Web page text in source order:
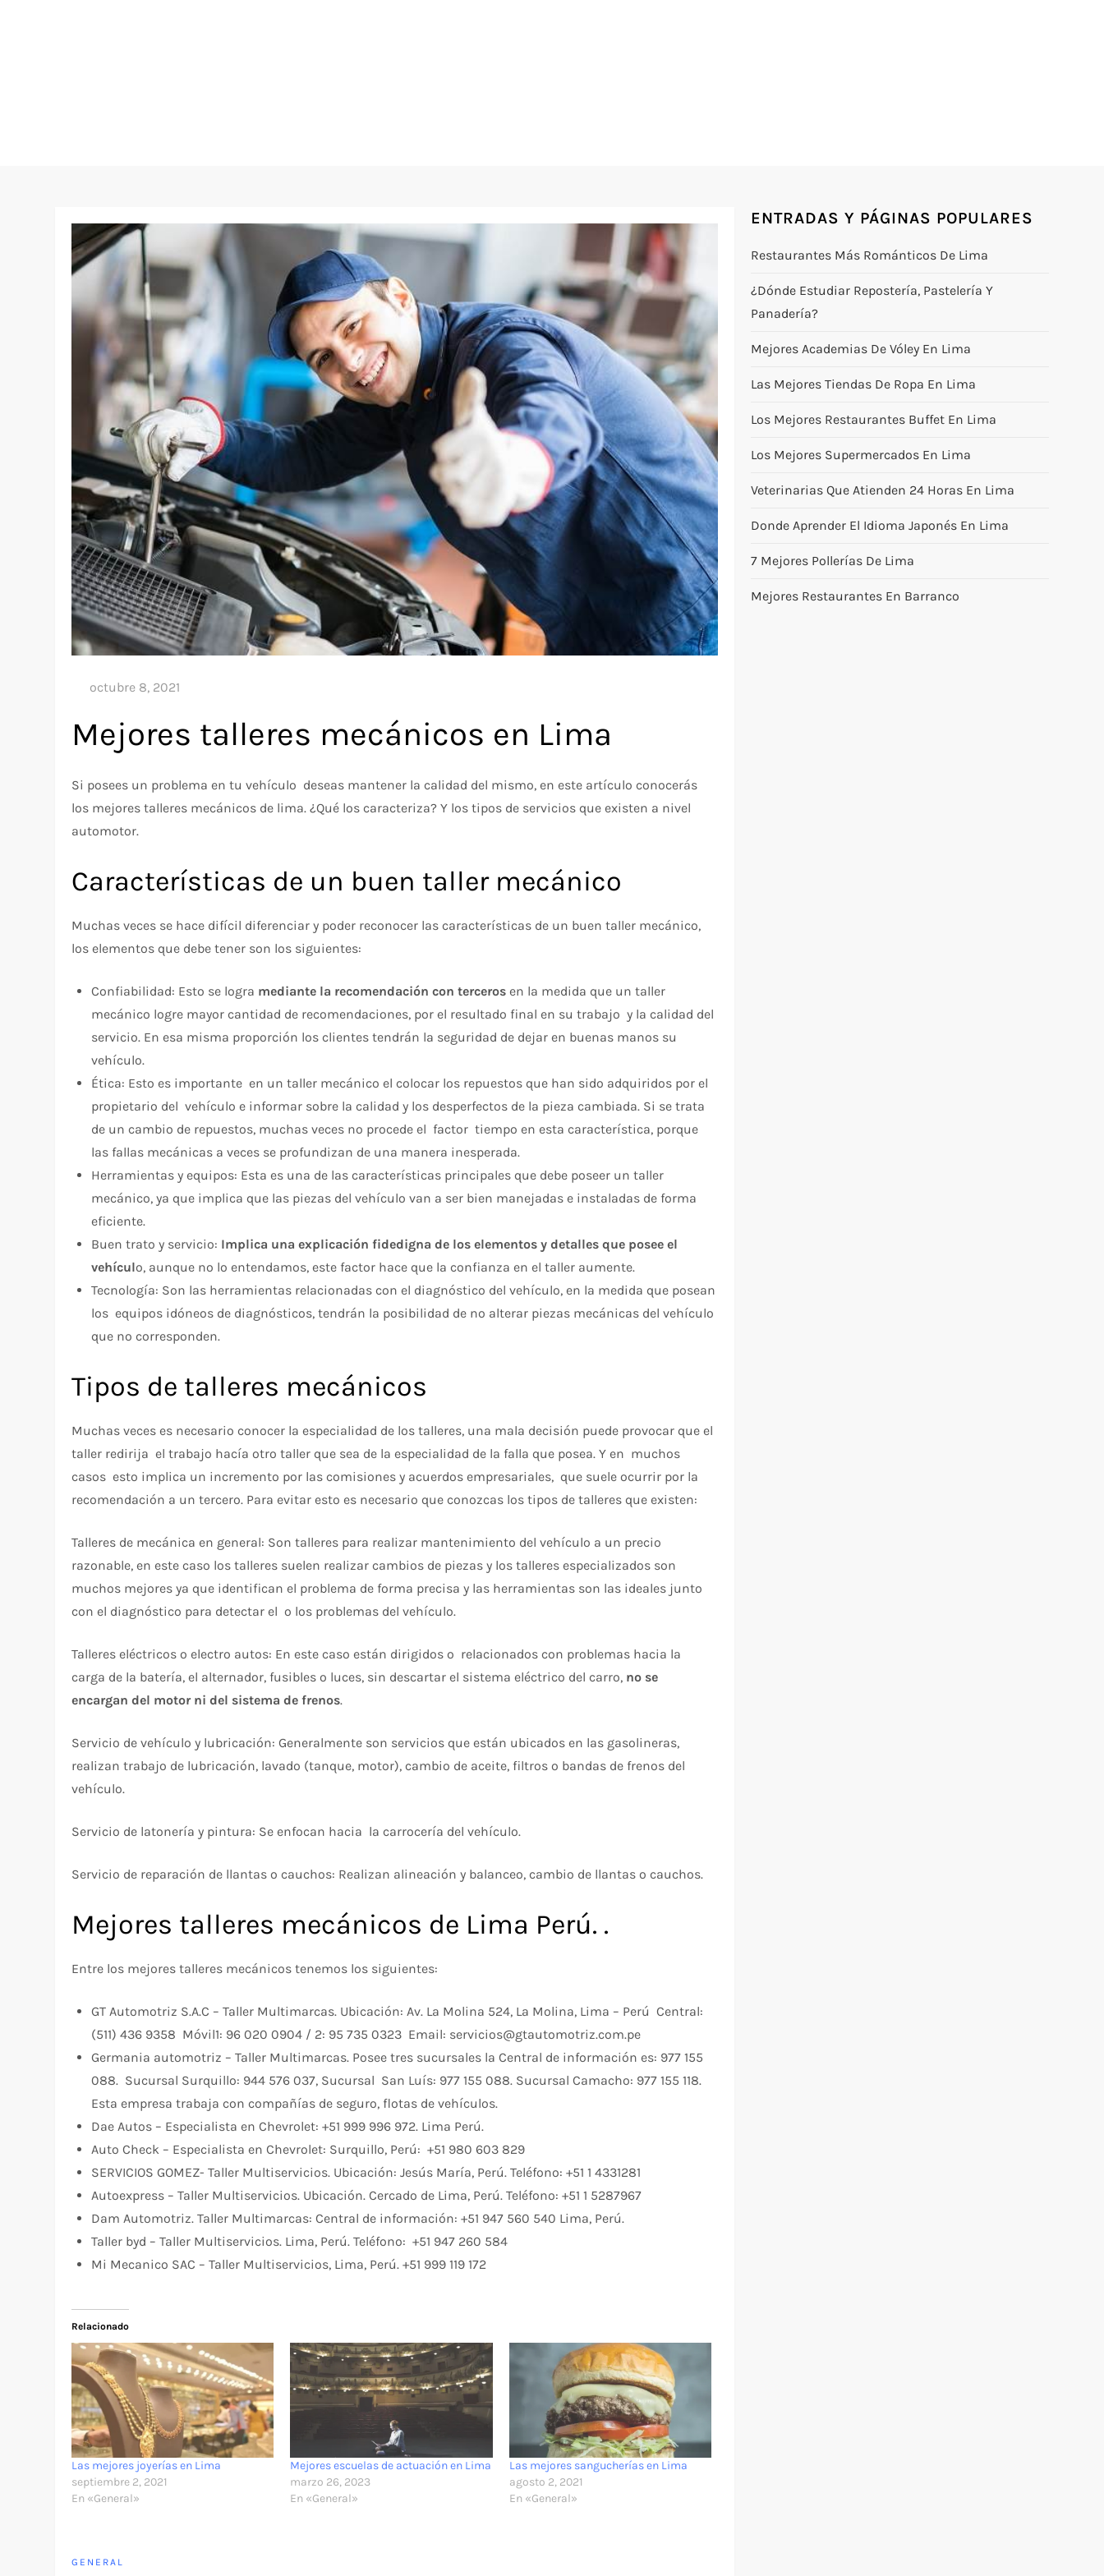
Mejores talleres mecánicos en Lima
Si posees un problema en tu vehículo deseas mantener la calidad del mismo, en este artículo conocerás
los mejores talleres mecánicos de lima. ¿Qué los caracteriza? Y los tipos de servicios que existen a nivel
automotor.
Características de un buen taller mecánico
Muchas veces se hace difícil diferenciar y poder reconocer las características de un buen taller mecánico,
los elementos que debe tener son los siguientes:
Confiabilidad: Esto se logra mediante la recomendación con terceros en la medida que un taller
mecánico logre mayor cantidad de recomendaciones, por el resultado final en su trabajo y la calidad del
servicio. En esa misma proporción los clientes tendrán la seguridad de dejar en buenas manos su
vehículo.
Ética: Esto es importante en un taller mecánico el colocar los repuestos que han sido adquiridos por el
propietario del vehículo e informar sobre la calidad y los desperfectos de la pieza cambiada. Si se trata
de un cambio de repuestos, muchas veces no procede el factor tiempo en esta característica, porque
las fallas mecánicas a veces se profundizan de una manera inesperada.
Herramientas y equipos: Esta es una de las características principales que debe poseer un taller
mecánico, ya que implica que las piezas del vehículo van a ser bien manejadas e instaladas de forma
eficiente.
Buen trato y servicio: Implica una explicación fidedigna de los elementos y detalles que posee el
vehículo, aunque no lo entendamos, este factor hace que la confianza en el taller aumente.
Tecnología: Son las herramientas relacionadas con el diagnóstico del vehículo, en la medida que posean
los equipos idóneos de diagnósticos, tendrán la posibilidad de no alterar piezas mecánicas del vehículo
que no corresponden.
Tipos de talleres mecánicos
Muchas veces es necesario conocer la especialidad de los talleres, una mala decisión puede provocar que el
taller redirija el trabajo hacía otro taller que sea de la especialidad de la falla que posea. Y en muchos
casos esto implica un incremento por las comisiones y acuerdos empresariales, que suele ocurrir por la
recomendación a un tercero. Para evitar esto es necesario que conozcas los tipos de talleres que existen:
Talleres de mecánica en general: Son talleres para realizar mantenimiento del vehículo a un precio
razonable, en este caso los talleres suelen realizar cambios de piezas y los talleres especializados son
muchos mejores ya que identifican el problema de forma precisa y las herramientas son las ideales junto
con el diagnóstico para detectar el o los problemas del vehículo.
Talleres eléctricos o electro autos: En este caso están dirigidos o relacionados con problemas hacia la
carga de la batería, el alternador, fusibles o luces, sin descartar el sistema eléctrico del carro, no se
encargan del motor ni del sistema de frenos.
Servicio de vehículo y lubricación: Generalmente son servicios que están ubicados en las gasolineras,
realizan trabajo de lubricación, lavado (tanque, motor), cambio de aceite, filtros o bandas de frenos del
vehículo.
Servicio de latonería y pintura: Se enfocan hacia la carrocería del vehículo.
Servicio de reparación de llantas o cauchos: Realizan alineación y balanceo, cambio de llantas o cauchos.
Mejores talleres mecánicos de Lima Perú. .
Entre los mejores talleres mecánicos tenemos los siguientes:
GT Automotriz S.A.C – Taller Multimarcas. Ubicación: Av. La Molina 524, La Molina, Lima – Perú Central:
(511) 436 9358 Móvil1: 96 020 0904 / 2: 95 735 0323 Email: servicios@gtautomotriz.com.pe
Germania automotriz – Taller Multimarcas. Posee tres sucursales la Central de información es: 977 155
088. Sucursal Surquillo: 944 576 037, Sucursal San Luís: 977 155 088. Sucursal Camacho: 977 155 118.
Esta empresa trabaja con compañías de seguro, flotas de vehículos.
Dae Autos – Especialista en Chevrolet: +51 999 996 972. Lima Perú.
Auto Check – Especialista en Chevrolet: Surquillo, Perú: +51 980 603 829
SERVICIOS GOMEZ- Taller Multiservicios. Ubicación: Jesús María, Perú. Teléfono: +51 1 4331281
Autoexpress – Taller Multiservicios. Ubicación. Cercado de Lima, Perú. Teléfono: +51 1 5287967
Dam Automotriz. Taller Multimarcas: Central de información: +51 947 560 540 Lima, Perú.
Taller byd – Taller Multiservicios. Lima, Perú. Teléfono: +51 947 260 584
Mi Mecanico SAC – Taller Multiservicios, Lima, Perú. +51 999 119 172
Relacionado
Las mejores joyerías en Lima
septiembre 2, 2021
En «General»
Mejores escuelas de actuación en Lima
marzo 26, 2023
En «General»
Las mejores sangucherías en Lima
agosto 2, 2021
En «General»
GENERAL
ENTRADAS Y PÁGINAS POPULARES
Restaurantes Más Románticos De Lima
¿Dónde Estudiar Repostería, Pastelería Y
Panadería?
Mejores Academias De Vóley En Lima
Las Mejores Tiendas De Ropa En Lima
Los Mejores Restaurantes Buffet En Lima
Los Mejores Supermercados En Lima
Veterinarias Que Atienden 24 Horas En Lima
Donde Aprender El Idioma Japonés En Lima
7 Mejores Pollerías De Lima
Mejores Restaurantes En Barranco